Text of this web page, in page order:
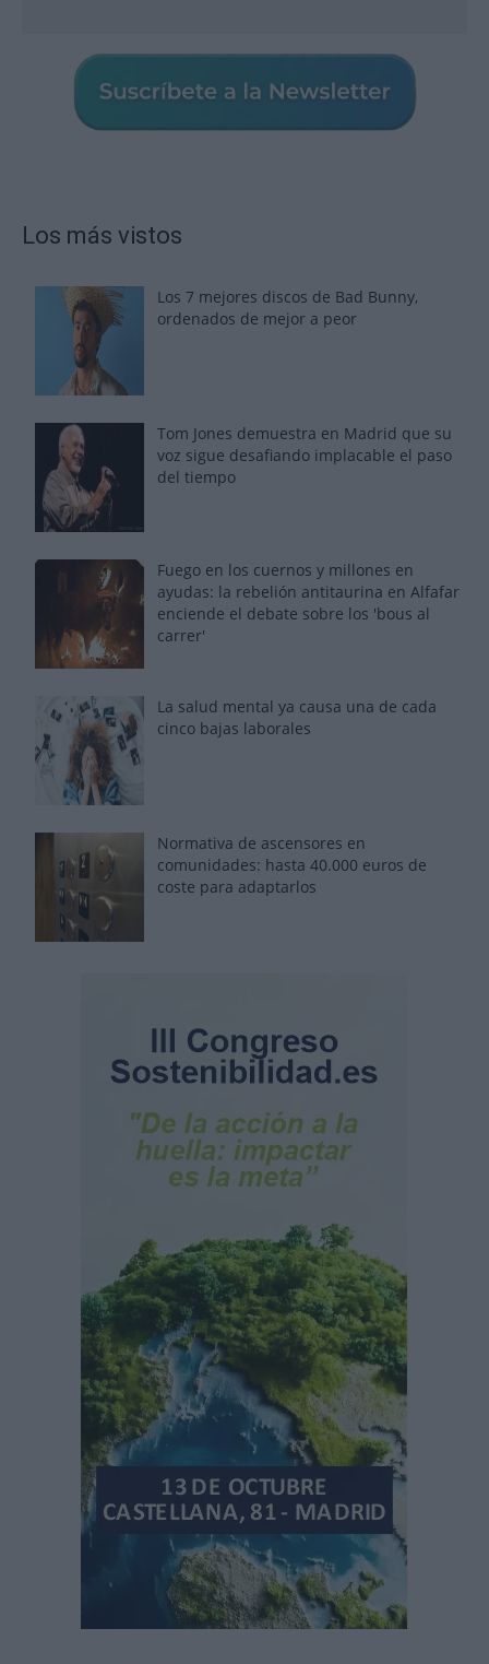
Los más vistos
Los 7 mejores discos de Bad Bunny,
ordenados de mejor a peor
Tom Jones demuestra en Madrid que su
voz sigue desafiando implacable el paso
del tiempo
Fuego en los cuernos y millones en
ayudas: la rebelión antitaurina en Alfafar
enciende el debate sobre los 'bous al
carrer'
La salud mental ya causa una de cada
cinco bajas laborales
Normativa de ascensores en
comunidades: hasta 40.000 euros de
coste para adaptarlos